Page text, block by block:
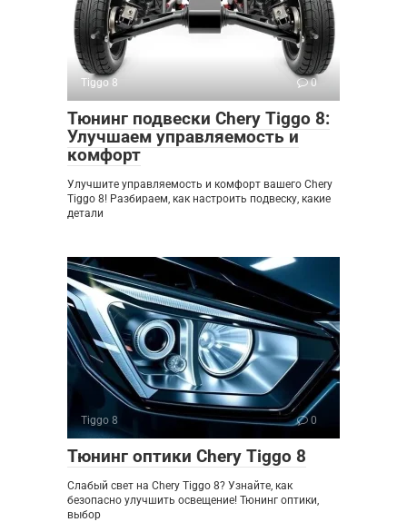
Tiggo 8 0
Тюнинг подвески Chery Tiggo 8:
Улучшаем управляемость и
комфорт
Улучшите управляемость и комфорт вашего Chery
Tiggo 8! Разбираем, как настроить подвеску, какие
детали
Tiggo 8 0
Тюнинг оптики Chery Tiggo 8
Слабый свет на Chery Tiggo 8? Узнайте, как
безопасно улучшить освещение! Тюнинг оптики,
выбор